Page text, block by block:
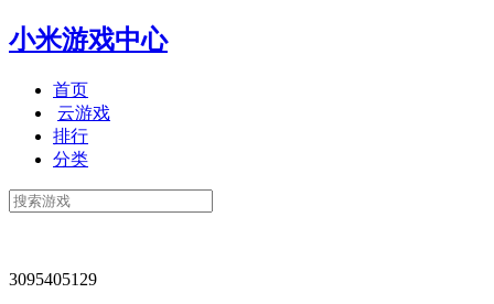
小米游戏中心
首页
云游戏
排行
分类
3095405129